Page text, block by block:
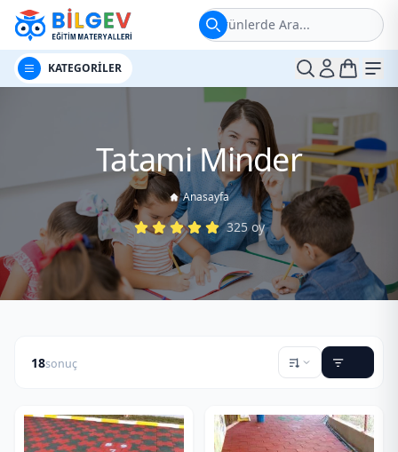
Ürünlerde Ara...
KATEGORİLER
Tatami Minder
Anasayfa
325 oy
18sonuç